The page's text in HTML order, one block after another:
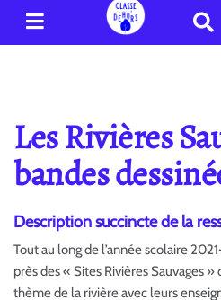
e
c
h
e
Les Rivières
bandes
Description succincte de la
Tout au long de l’année scolaire
près des « Sites Rivières Sauvages
thème de la rivière avec leurs